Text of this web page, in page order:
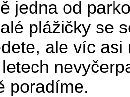
jedna od
plážičky se
ale víc
poradíme.